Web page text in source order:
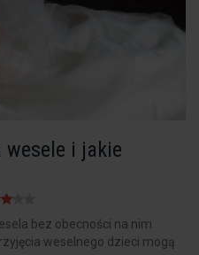
i jakie
bez obecności na nim
weselnego dzieci mogą